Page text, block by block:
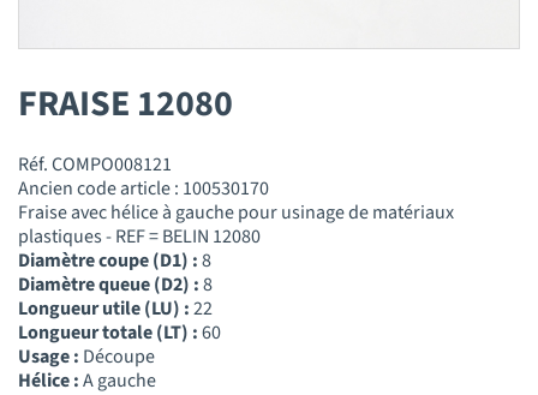
FRAISE 12080
Réf. COMPO008121
Ancien code article : 100530170
Fraise avec hélice à gauche pour usinage de matériaux
plastiques - REF = BELIN 12080
Diamètre coupe (D1) :8
Diamètre queue (D2) :8
Longueur utile (LU) :22
Longueur totale (LT) :60
Usage : Découpe
Hélice :A gauche